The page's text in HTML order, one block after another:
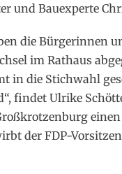
und Bauexperte
die Bürgerinnen
im Rathaus
in die Stichwahl
findet Ulrike
der FDP-